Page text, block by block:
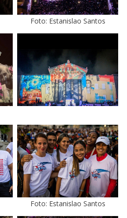
Foto: Estanislao Santos
Foto: Estanislao Santos